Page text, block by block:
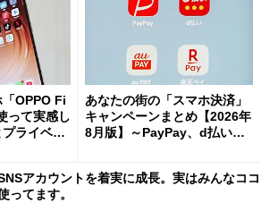
OPPO Fi
って実感し
ライベー
あなたの街の「スマホ決済」
キャンペーンまとめ【2026年
8月版】～PayPay、d払い、a
アカウントを着実に成長。実はみんなココ
ってます。